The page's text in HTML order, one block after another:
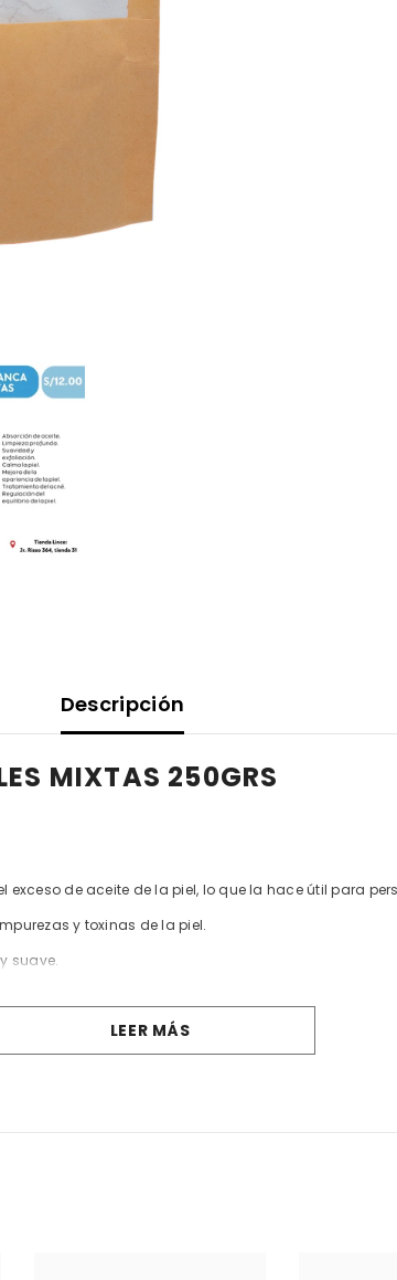
Descripción
MIXTAS 250GRS
de aceite de la piel, lo que la hace útil para
y toxinas de la piel.
suave.
una tez más radiante.
LEER MÁS